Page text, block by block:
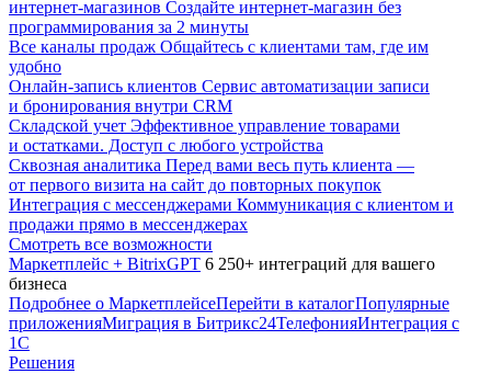
интернет-магазинов Создайте интернет-магазин без
программирования за 2 минуты
Все каналы продаж Общайтесь с клиентами там, где им
удобно
Онлайн-запись клиентов Сервис автоматизации записи
и бронирования внутри CRM
Складской учет Эффективное управление товарами
и остатками. Доступ с любого устройства
Сквозная аналитика Перед вами весь путь клиента —
от первого визита на сайт до повторных покупок
Интеграция с мессенджерами Коммуникация с клиентом и
продажи прямо в мессенджерах
Смотреть все возможности
Маркетплейс + BitrixGPT 6 250+ интеграций для вашего
бизнеса
Подробнее о МаркетплейсеПерейти в каталогПопулярные
приложенияМиграция в Битрикс24ТелефонияИнтеграция с
1С
Решения